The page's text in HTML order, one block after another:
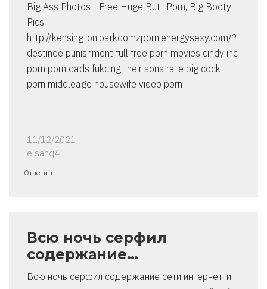
Big Ass Photos - Free Huge Butt Porn, Big Booty
Pics
http://kensington.parkdomzporn.energysexy.com/?
destinee punishment full free porn movies cindy inc
porn porn dads fukcing their sons rate big cock
porn middleage housewife video porn
11/12/2021
elsahq4
Ответить
Всю ночь серфил
содержание…
Всю ночь серфил содержание сети интернет, и